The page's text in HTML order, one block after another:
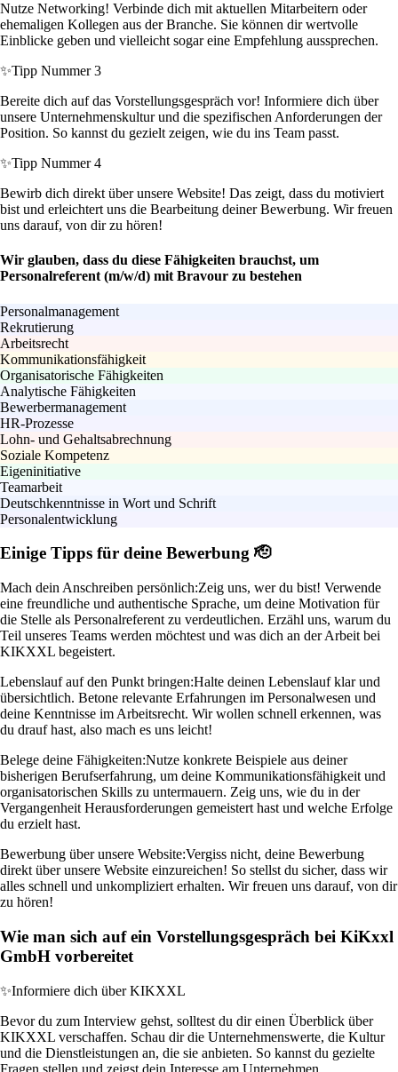
Nutze Networking! Verbinde dich mit aktuellen Mitarbeitern oder
ehemaligen Kollegen aus der Branche. Sie können dir wertvolle
Einblicke geben und vielleicht sogar eine Empfehlung aussprechen.
✨Tipp Nummer 3
Bereite dich auf das Vorstellungsgespräch vor! Informiere dich über
unsere Unternehmenskultur und die spezifischen Anforderungen der
Position. So kannst du gezielt zeigen, wie du ins Team passt.
✨Tipp Nummer 4
Bewirb dich direkt über unsere Website! Das zeigt, dass du motiviert
bist und erleichtert uns die Bearbeitung deiner Bewerbung. Wir freuen
uns darauf, von dir zu hören!
Wir glauben, dass du diese Fähigkeiten brauchst, um
Personalreferent (m/w/d) mit Bravour zu bestehen
Personalmanagement
Rekrutierung
Arbeitsrecht
Kommunikationsfähigkeit
Organisatorische Fähigkeiten
Analytische Fähigkeiten
Bewerbermanagement
HR-Prozesse
Lohn- und Gehaltsabrechnung
Soziale Kompetenz
Eigeninitiative
Teamarbeit
Deutschkenntnisse in Wort und Schrift
Personalentwicklung
Einige Tipps für deine Bewerbung 🫡
Mach dein Anschreiben persönlich:Zeig uns, wer du bist! Verwende
eine freundliche und authentische Sprache, um deine Motivation für
die Stelle als Personalreferent zu verdeutlichen. Erzähl uns, warum du
Teil unseres Teams werden möchtest und was dich an der Arbeit bei
KIKXXL begeistert.
Lebenslauf auf den Punkt bringen:Halte deinen Lebenslauf klar und
übersichtlich. Betone relevante Erfahrungen im Personalwesen und
deine Kenntnisse im Arbeitsrecht. Wir wollen schnell erkennen, was
du drauf hast, also mach es uns leicht!
Belege deine Fähigkeiten:Nutze konkrete Beispiele aus deiner
bisherigen Berufserfahrung, um deine Kommunikationsfähigkeit und
organisatorischen Skills zu untermauern. Zeig uns, wie du in der
Vergangenheit Herausforderungen gemeistert hast und welche Erfolge
du erzielt hast.
Bewerbung über unsere Website:Vergiss nicht, deine Bewerbung
direkt über unsere Website einzureichen! So stellst du sicher, dass wir
alles schnell und unkompliziert erhalten. Wir freuen uns darauf, von dir
zu hören!
Wie man sich auf ein Vorstellungsgespräch bei KiKxxl
GmbH vorbereitet
✨Informiere dich über KIKXXL
Bevor du zum Interview gehst, solltest du dir einen Überblick über
KIKXXL verschaffen. Schau dir die Unternehmenswerte, die Kultur
und die Dienstleistungen an, die sie anbieten. So kannst du gezielte
Fragen stellen und zeigst dein Interesse am Unternehmen.